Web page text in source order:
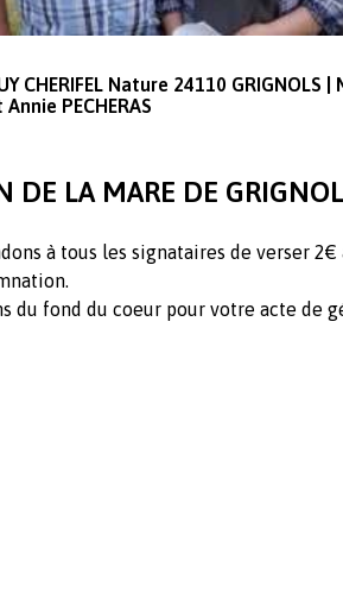
CHERIFEL Nature 24110 GRIGNOLS |
Annie PECHERAS
DE LA MARE DE
à tous les signataires de verser
du fond du coeur pour votre acte de